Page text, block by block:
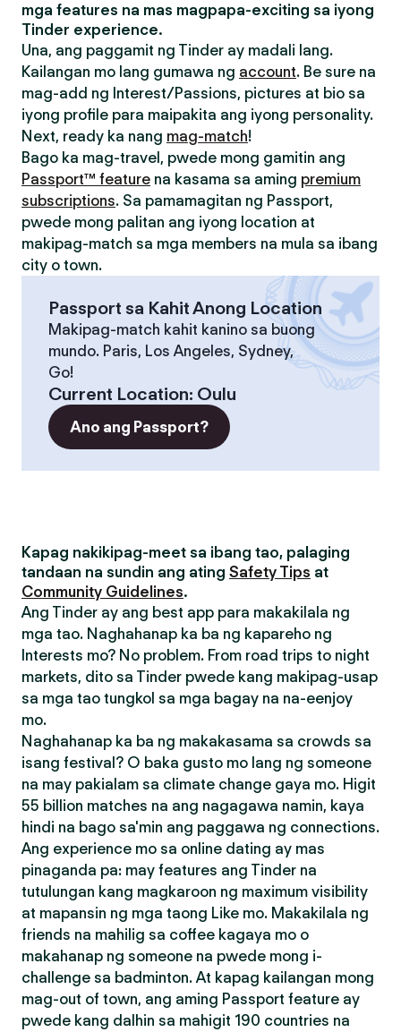
mga features na mas magpapa-exciting sa iyong
Tinder experience.
Una, ang paggamit ng Tinder ay madali lang.
Kailangan mo lang gumawa ng account. Be sure na
mag-add ng Interest/Passions, pictures at bio sa
iyong profile para maipakita ang iyong personality.
Next, ready ka nang mag-match!
Bago ka mag-travel, pwede mong gamitin ang
Passport™ feature na kasama sa aming premium
subscriptions. Sa pamamagitan ng Passport,
pwede mong palitan ang iyong location at
makipag-match sa mga members na mula sa ibang
city o town.
Passport sa Kahit Anong Location
Makipag-match kahit kanino sa buong
mundo. Paris, Los Angeles, Sydney,
Go!
Current Location: Oulu
Ano ang Passport?
Kapag nakikipag-meet sa ibang tao, palaging
tandaan na sundin ang ating Safety Tips at
Community Guidelines.
Ang Tinder ay ang best app para makakilala ng
mga tao. Naghahanap ka ba ng kapareho ng
Interests mo? No problem. From road trips to night
markets, dito sa Tinder pwede kang makipag-usap
sa mga tao tungkol sa mga bagay na na-eenjoy
mo.
Naghahanap ka ba ng makakasama sa crowds sa
isang festival? O baka gusto mo lang ng someone
na may pakialam sa climate change gaya mo. Higit
55 billion matches na ang nagagawa namin, kaya
hindi na bago sa'min ang paggawa ng connections.
Ang experience mo sa online dating ay mas
pinaganda pa: may features ang Tinder na
tutulungan kang magkaroon ng maximum visibility
at mapansin ng mga taong Like mo. Makakilala ng
friends na mahilig sa coffee kagaya mo o
makahanap ng someone na pwede mong i-
challenge sa badminton. At kapag kailangan mong
mag-out of town, ang aming Passport feature ay
pwede kang dalhin sa mahigit 190 countries na